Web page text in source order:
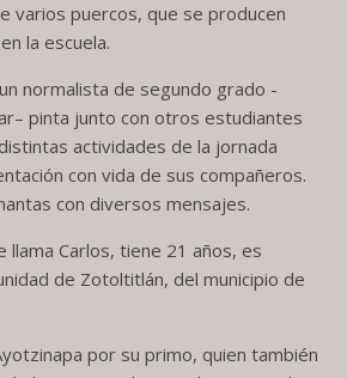
varios puercos, que se producen
la escuela.
normalista de segundo grado -
pinta junto con otros estudiantes
actividades de la jornada
con vida de sus compañeros.
con diversos mensajes.
llama Carlos, tiene 21 años, es
de Zotoltitlán, del municipio de
por su primo, quien también